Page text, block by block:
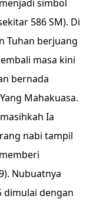
simbol
586 SM). Di
Tuhan berjuang
masa kini
bernada
Mahakuasa.
Ia
nabi tampil
Nubuatnya
dimulai dengan